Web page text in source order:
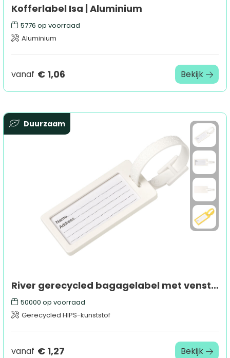
Kofferlabel Isa | Aluminium
5776 op voorraad
Aluminium
vanaf € 1,06 Bekijk
Duurzaam
River gerecycled bagagelabel met venster
50000 op voorraad
Gerecycled HIPS-kunststof
vanaf € 1,27 Bekijk